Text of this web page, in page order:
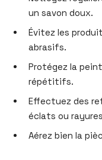
un savon doux.
Évitez les
abrasifs.
Protégez la
répétitifs.
Effectuez des
éclats ou
Aérez bien la